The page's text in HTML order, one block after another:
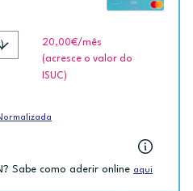
20,00€/mês
(acresce o valor do
ISUC)
Sabe como aderir online aqui